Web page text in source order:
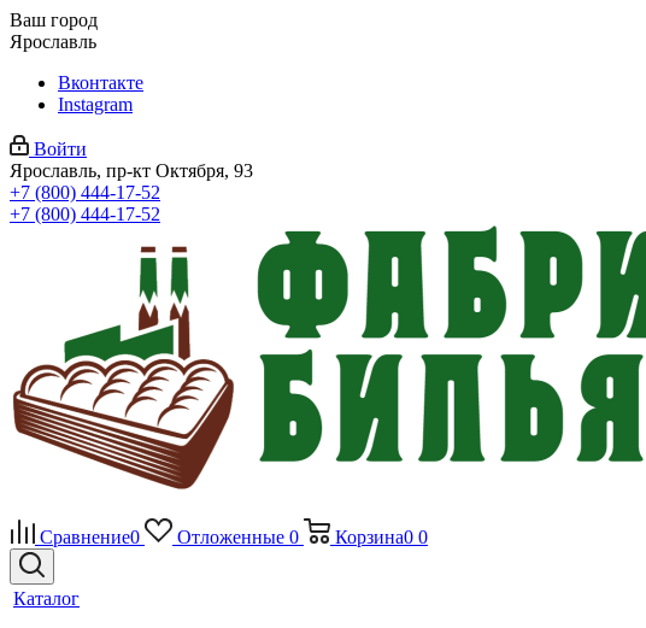
Ваш город
Ярославль
Вконтакте
Instagram
Войти
Ярославль, пр-кт Октября, 93
+7 (800) 444-17-52
+7 (800) 444-17-52
Сравнение0 Отложенные 0 Корзина0 0
Каталог